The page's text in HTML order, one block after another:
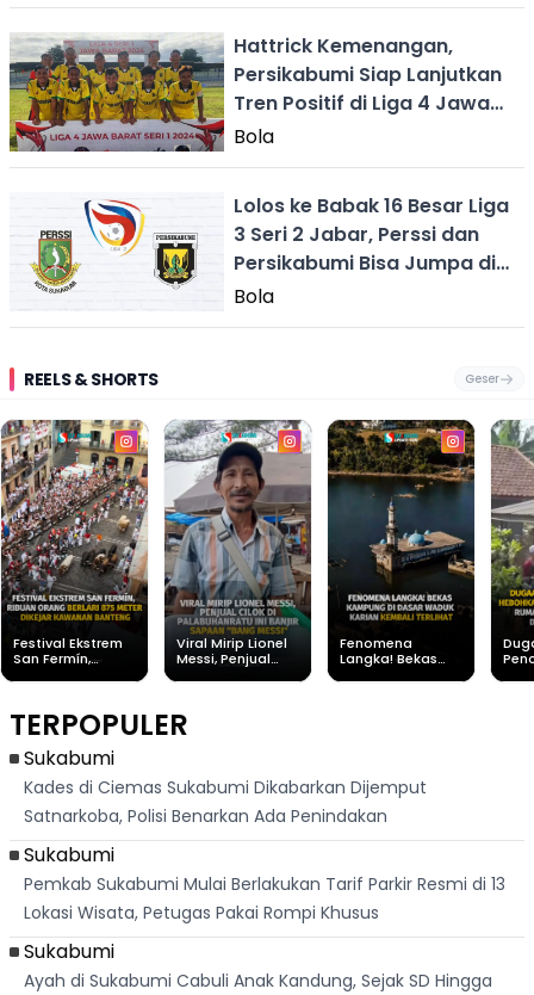
Hattrick Kemenangan,
Persikabumi Siap Lanjutkan
Tren Positif di Liga 4 Jawa
Barat
Bola
Lolos ke Babak 16 Besar Liga
3 Seri 2 Jabar, Perssi dan
Persikabumi Bisa Jumpa di
Final
Bola
REELS & SHORTS Geser
Festival Ekstrem
San Fermín,
Banteng
Viral Mirip Lionel
Messi, Penjual
"Bang Messi"
Fenomena
Langka! Bekas
TERPOPULER
Sukabumi
Kades di Ciemas Sukabumi Dikabarkan Dijemput
Satnarkoba, Polisi Benarkan Ada Penindakan
Sukabumi
Pemkab Sukabumi Mulai Berlakukan Tarif Parkir Resmi di 13
Lokasi Wisata, Petugas Pakai Rompi Khusus
Sukabumi
Ayah di Sukabumi Cabuli Anak Kandung, Sejak SD Hingga